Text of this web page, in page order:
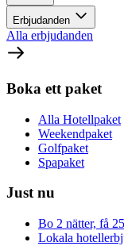
Erbjudanden
Alla erbjudanden
Boka ett paket
Alla Hotellpaket
Weekendpaket
Golfpaket
Spapaket
Just nu
Bo 2 nätter, få
Lokala